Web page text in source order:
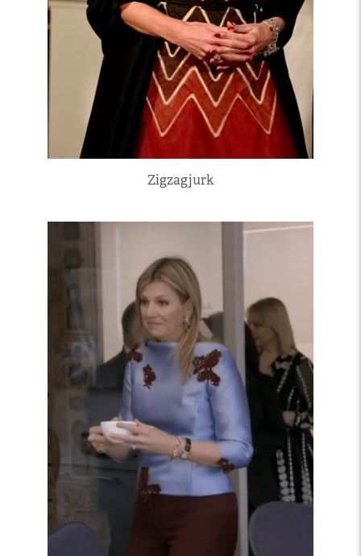
Zigzagjurk